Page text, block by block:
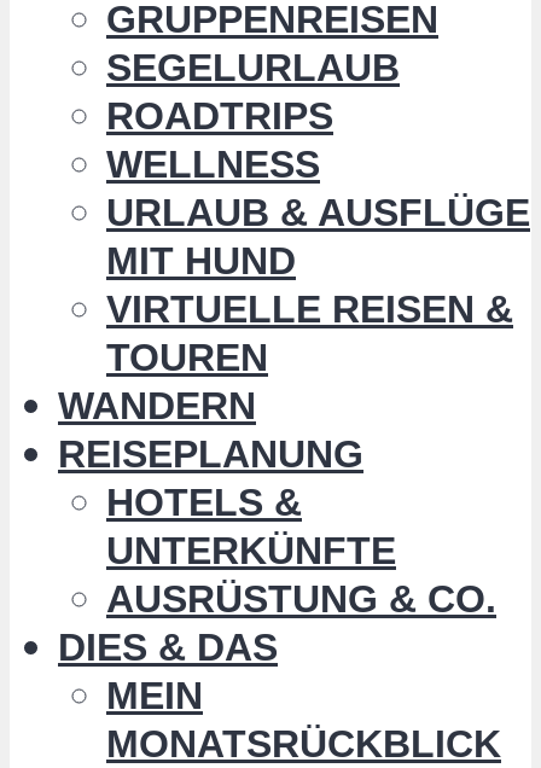
GRUPPENREISEN
SEGELURLAUB
ROADTRIPS
WELLNESS
URLAUB & AUSFLÜGE
MIT HUND
VIRTUELLE REISEN &
TOUREN
WANDERN
REISEPLANUNG
HOTELS &
UNTERKÜNFTE
AUSRÜSTUNG & CO.
DIES & DAS
MEIN
MONATSRÜCKBLICK